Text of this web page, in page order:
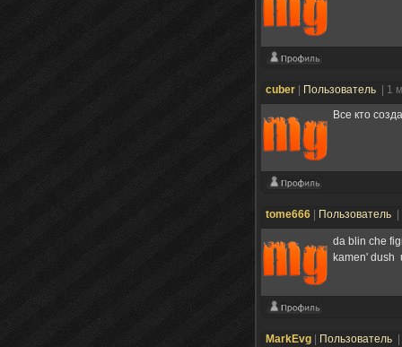
cuber Пользователь
| 1
Все кто
tome666 Пользователь
da blin che
kamen' dush
MarkEvg Пользователь